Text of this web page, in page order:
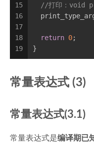
15
16
17
18
19
//打印：void
return 0;
}
常量表达式 (3)
常量表达式(3.1)
常量表达式是编译期已